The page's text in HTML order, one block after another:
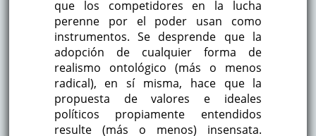
que los competidores en la lucha
perenne por el poder usan como
instrumentos. Se desprende que la
adopción de cualquier forma de
realismo ontológico (más o menos
radical), en sí misma, hace que la
propuesta de valores e ideales
políticos propiamente entendidos
resulte (más o menos) insensata.